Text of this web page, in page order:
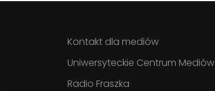
Kontakt dla mediów
Uniwersyteckie Centrum Mediów
Radio Fraszka